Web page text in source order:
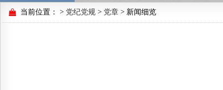
当前位置： > 党纪党规 > 党章 > 新闻细览